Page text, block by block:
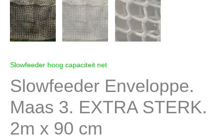
Slowfeeder hoog capaciteit net
Slowfeeder Enveloppe.
Maas 3. EXTRA STERK.
2m x 90 cm